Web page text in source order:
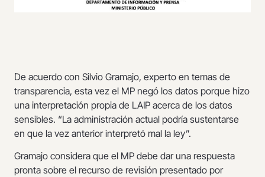
De acuerdo con Silvio Gramajo, experto en temas de
transparencia, esta vez el MP negó los datos porque hizo
una interpretación propia de LAIP acerca de los datos
sensibles. “La administración actual podría sustentarse
en que la vez anterior interpretó mal la ley”.
Gramajo considera que el MP debe dar una respuesta
pronta sobre el recurso de revisión presentado por